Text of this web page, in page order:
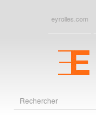
eyrolles.com